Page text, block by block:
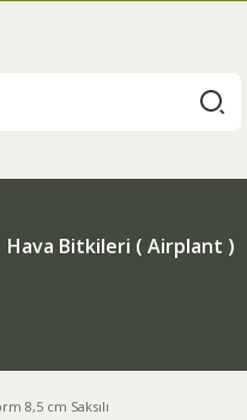
Hava Bitkileri ( Airplant )
8,5 cm Saksılı